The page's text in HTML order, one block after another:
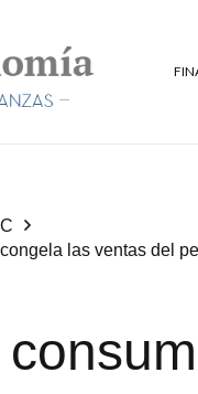
las ventas del